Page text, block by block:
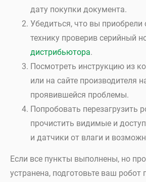
дату покупки документа.
Убедиться, что вы
технику проверив серийный
дистрибьютора.
Посмотреть инструкцию из
или на сайте производителя
проявившейся проблемы.
Попробовать перезагрузить
прочистить видимые и
и датчики от влаги и
Если все пункты выполнены, но
устранена, подготовьте ваш робот